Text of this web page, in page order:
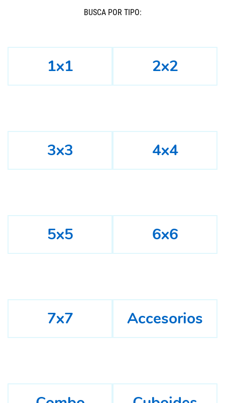
BUSCÁ POR TIPO:
1x1 2x2
3x3 4x4
5x5 6x6
7x7 Accesorios